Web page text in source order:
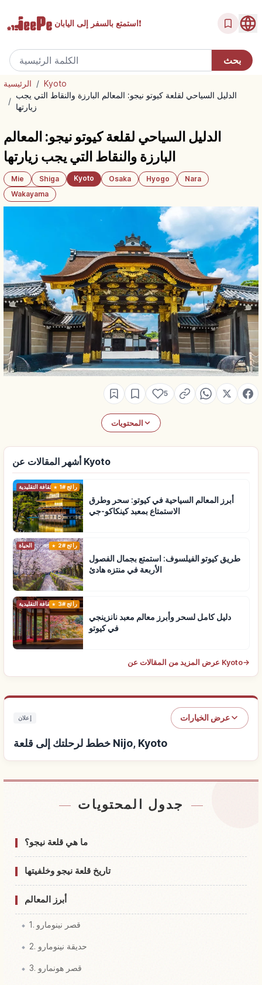
استمتع بالسفرإلى اليابان!
الرئيسية / Kyoto
/
الدليل السياحي لقلعة كيوتو نيجو: المعالم البارزة والنقاط التي يجب
زيارتها
الدليل السياحي لقلعة كيوتو نيجو: المعالم
البارزة والنقاط التي يجب زيارتها
Mie Shiga Kyoto Osaka Hyogo
Nara
Wakayama
5
المحتويات
أشهر المقالات عن Kyoto
الثقافة التقليدية رائج #1
أبرز المعالم السياحية في كيوتو: سحر وطرق
الاستمتاع بمعبد كينكاكو-جي
الحياة رائج #2
طريق كيوتو الفيلسوف: استمتع بجمال الفصول
الأربعة في منتزه هادئ
الثقافة التقليدية رائج #3
دليل كامل لسحر وأبرز معالم معبد نانزينجي
في كيوتو
عرض المزيد من المقالات عن Kyoto→
إعلان عرض الخيارات
خطط لرحلتك إلى قلعة Nijo, Kyoto
جدول المحتويات
ما هي قلعة نيجو؟
تاريخ قلعة نيجو وخلفيتها
أبرز المعالم
1. قصر نينومارو
2. حديقة نينومارو
3. قصر هونمارو